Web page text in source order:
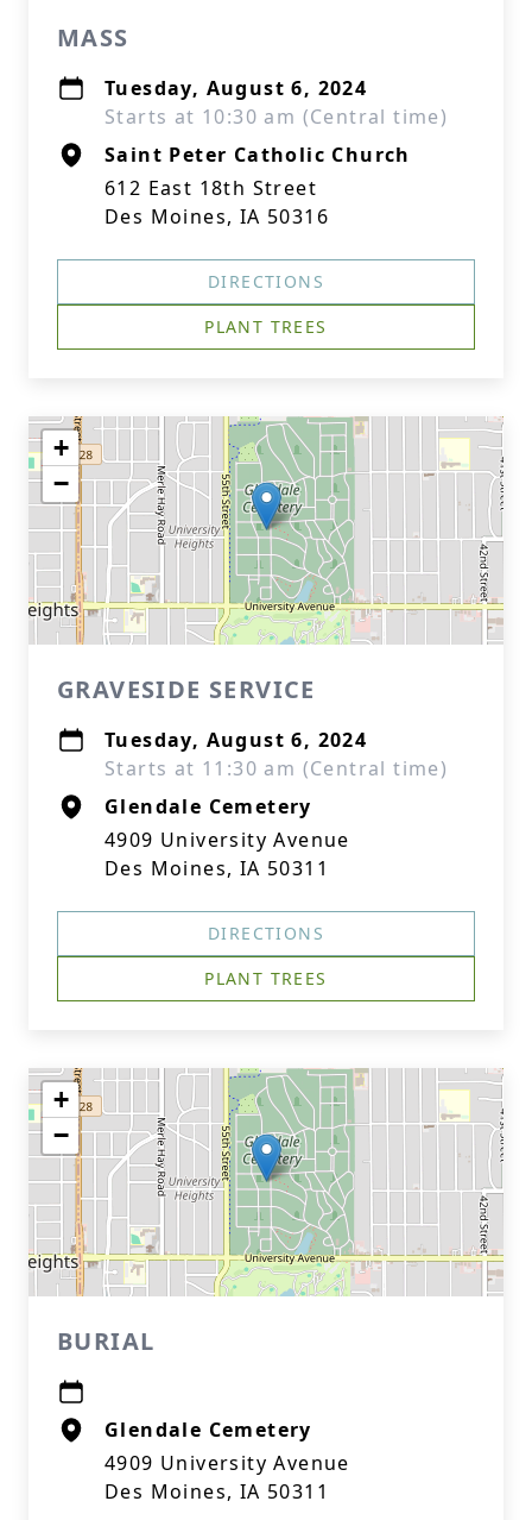
MASS
Tuesday, August 6, 2024
Starts at 10:30 am (Central time)
Saint Peter Catholic Church
612 East 18th Street
Des Moines, IA 50316
DIRECTIONS
PLANT TREES
+
−
GRAVESIDE SERVICE
Tuesday, August 6, 2024
Starts at 11:30 am (Central time)
Glendale Cemetery
4909 University Avenue
Des Moines, IA 50311
DIRECTIONS
PLANT TREES
+
−
BURIAL
Glendale Cemetery
4909 University Avenue
Des Moines, IA 50311